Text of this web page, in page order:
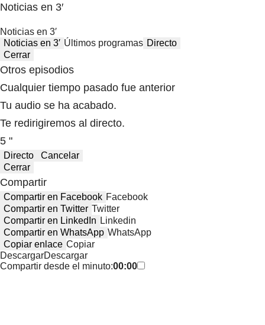
Noticias en 3′
Noticias en 3′
Noticias en 3′ Últimos programas Directo
Cerrar
Otros episodios
Cualquier tiempo pasado fue anterior
Tu audio se ha acabado.
Te redirigiremos al directo.
5 "
Directo
Cancelar
Cerrar
Compartir
Compartir en Facebook Facebook
Compartir en Twitter Twitter
Compartir en LinkedIn Linkedin
Compartir en WhatsApp WhatsApp
Copiar enlace Copiar
DescargarDescargar
Compartir desde el minuto:00:00